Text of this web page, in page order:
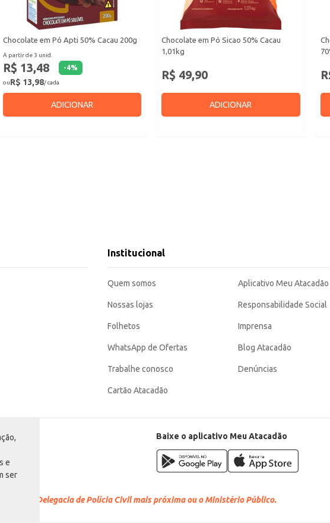
e
ser
Chocolate em Pó Apti 50% Cacau 200g
A partir de 3 unid.
R$ 13,48 -4%
ouR$ 13,98/ cada
ADICIONAR
Chocolate em Pó Sicao 50% Cacau
1,01kg
R$ 49,90
ADICIONAR
Institucional
Quem somos
Nossas lojas
Folhetos
WhatsApp de Ofertas
Trabalhe conosco
Cartão Atacadão
Aplicativo Meu Atacadão
Responsabilidade Social
Imprensa
Blog Atacadão
Denúncias
Baixe o aplicativo Meu Atacadão
a Delegacia de Polícia Civil mais próxima ou o Ministério Público.